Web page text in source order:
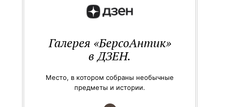
Галерея «БерсоАнтик»
в ДЗЕН.
Место, в котором собраны необычные
предметы и истории.